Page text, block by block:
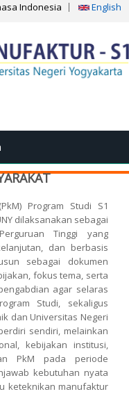
Indonesia English
Program Studi S1
dilaksanakan sebagai
Tinggi yang
dan berbasis
sebagai dokumen
fokus tema, serta
agar selaras
Studi, sekaligus
dan Universitas Negeri
sendiri, melainkan
kebijakan institusi,
PkM pada periode
kebutuhan nyata
keteknikan manufaktur